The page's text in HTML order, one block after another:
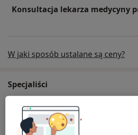
Konsultacja lekarza medycyny
W jaki sposób ustalane są ceny?
Specjaliści
Lekarz medycyny pracy